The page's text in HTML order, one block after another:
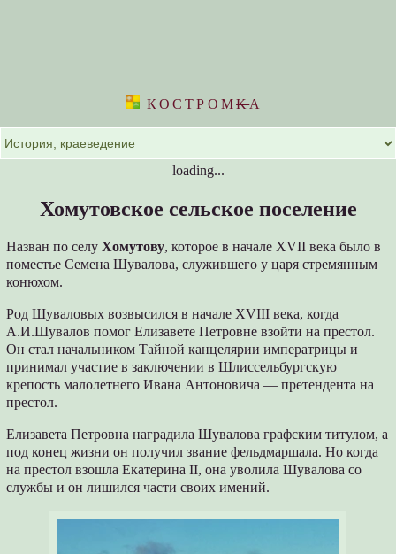
КОСТРОМKА
loading...
Хомутовское сельское поселение
Назван по селуХомутову, которое в начале XVII века было в
поместье Семена Шувалова, служившего у царя стремянным
конюхом.
Род Шуваловых возвысился в начале XVIII века, когда
А.И.Шувалов помог Елизавете Петровне взойти на престол.
Он стал начальником Тайной канцелярии императрицы и
принимал участие в заключении в Шлиссельбургскую
крепость малолетнего Ивана Антоновича — претендента на
престол.
Елизавета Петровна наградила Шувалова графским титулом, а
под конец жизни он получил звание фельдмаршала. Но когда
на престол взошла Екатерина II, она уволила Шувалова со
службы и он лишился части своих имений.